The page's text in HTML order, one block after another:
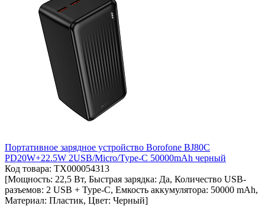
Портативное зарядное устройство Borofone BJ80C
PD20W+22.5W 2USB/Micro/Type-C 50000mAh черный
Код товара: ТХ000054313
[Мощность: 22,5 Вт, Быстрая зарядка: Да, Количество USB-
разъемов: 2 USB + Type-C, Емкость аккумулятора: 50000 mAh,
Материал: Пластик, Цвет: Черный]